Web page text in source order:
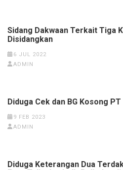
Sidang Dakwaan Terkait Tiga
Disidangkan
6 JUL 2022
ADMIN
Diduga Cek dan BG Kosong
9 FEB 2023
ADMIN
Diduga Keterangan Dua